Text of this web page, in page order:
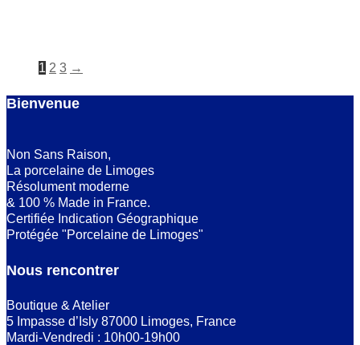
1 2 3 →
Bienvenue
Non Sans Raison,
La porcelaine de Limoges
Résolument moderne
& 100 % Made in France.
Certifiée Indication Géographique
Protégée "Porcelaine de Limoges"
Nous rencontrer
Boutique & Atelier
5 Impasse d’Isly 87000 Limoges, France
Mardi-Vendredi : 10h00-19h00